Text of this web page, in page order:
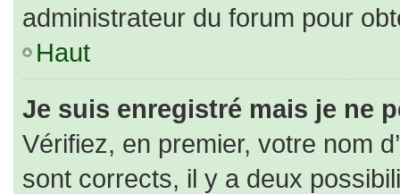
administrateur du forum pour
Haut
Je suis enregistré mais je ne
Vérifiez, en premier, votre nom
sont corrects, il y a deux